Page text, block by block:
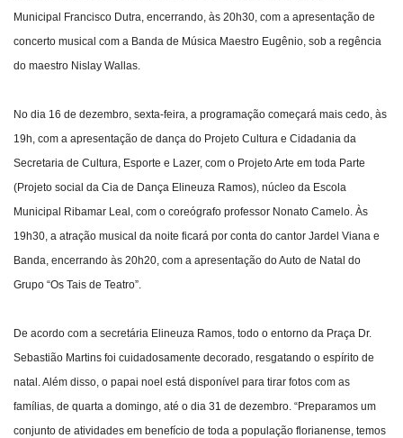
Municipal Francisco Dutra, encerrando, às 20h30, com a apresentação de
concerto musical com a Banda de Música Maestro Eugênio, sob a regência
do maestro Nislay Wallas.
No dia 16 de dezembro, sexta-feira, a programação começará mais cedo, às
19h, com a apresentação de dança do Projeto Cultura e Cidadania da
Secretaria de Cultura, Esporte e Lazer, com o Projeto Arte em toda Parte
(Projeto social da Cia de Dança Elineuza Ramos), núcleo da Escola
Municipal Ribamar Leal, com o coreógrafo professor Nonato Camelo. Às
19h30, a atração musical da noite ficará por conta do cantor Jardel Viana e
Banda, encerrando às 20h20, com a apresentação do Auto de Natal do
Grupo “Os Tais de Teatro”.
De acordo com a secretária Elineuza Ramos, todo o entorno da Praça Dr.
Sebastião Martins foi cuidadosamente decorado, resgatando o espírito de
natal. Além disso, o papai noel está disponível para tirar fotos com as
famílias, de quarta a domingo, até o dia 31 de dezembro. “Preparamos um
conjunto de atividades em benefício de toda a população florianense, temos